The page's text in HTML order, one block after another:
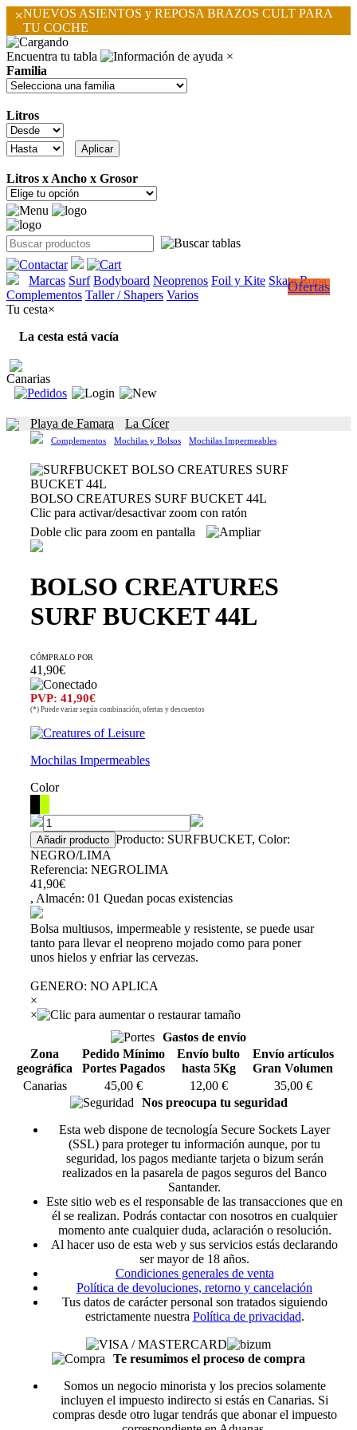
×NUEVOS ASIENTOS y REPOSA BRAZOS CULT PARA
TU COCHE
Encuentra tu tabla
×
Familia
Litros
Litros x Ancho x Grosor
Marcas Surf Bodyboard Neoprenos Foil y Kite Skate Ropa
Complementos Taller / Shapers Varios
Ofertas
Tu cesta×
La cesta está vacía
Canarias
Playa de Famara La Cícer
Complementos Mochilas y Bolsos Mochilas Impermeables
BOLSO CREATURES SURF BUCKET 44L
Clic para activar/desactivar zoom con ratón
Doble clic para zoom en pantalla
BOLSO CREATURES
SURF BUCKET 44L
CÓMPRALO POR
41,90€
PVP: 41,90€
(*) Puede variar según combinación, ofertas y descuentos
Mochilas Impermeables
Color
Producto: SURFBUCKET, Color:
NEGRO/LIMA
Referencia: NEGROLIMA
41,90€
, Almacén: 01 Quedan pocas existencias
Bolsa multiusos, impermeable y resistente, se puede usar
tanto para llevar el neopreno mojado como para poner
unos hielos y enfriar las cervezas.
GENERO: NO APLICA
×
×
Gastos de envío
Zona
geográfica
Pedido Mínimo
Portes Pagados
Envío bulto
hasta 5Kg
Envío artículos
Gran Volumen
Canarias
45,00 € 12,00 €
35,00 €
Nos preocupa tu seguridad
Esta web dispone de tecnología Secure Sockets Layer
(SSL) para proteger tu información aunque, por tu
seguridad, los pagos mediante tarjeta o bizum serán
realizados en la pasarela de pagos seguros del Banco
Santander.
Este sitio web es el responsable de las transacciones que en
él se realizan. Podrás contactar con nosotros en cualquier
momento ante cualquier duda, aclaración o resolución.
Al hacer uso de esta web y sus servicios estás declarando
ser mayor de 18 años.
Condiciones generales de venta
Política de devoluciones, retorno y cancelación
Tus datos de carácter personal son tratados siguiendo
estrictamente nuestra Política de privacidad.
Te resumimos el proceso de compra
Somos un negocio minorista y los precios solamente
incluyen el impuesto indirecto si estás en Canarias. Si
compras desde otro lugar tendrás que abonar el impuesto